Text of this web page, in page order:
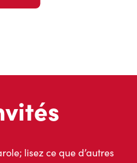
lisez ce que d’autres